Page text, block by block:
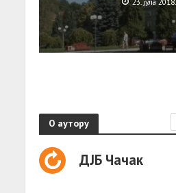
О аутору
ДЈБ Чачак